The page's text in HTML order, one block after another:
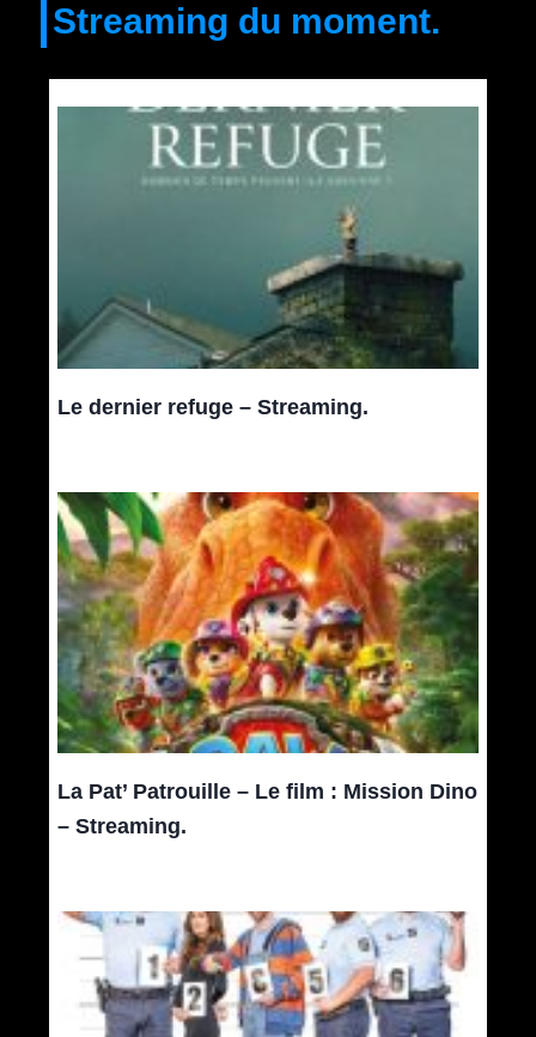
Streaming du moment.
Le dernier refuge – Streaming.
La Pat’ Patrouille – Le film : Mission Dino
– Streaming.